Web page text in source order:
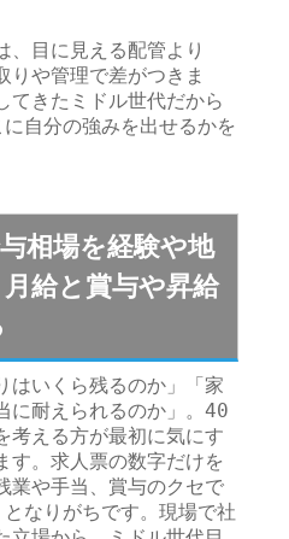
、目に見える配管より
りや管理で差がつきま
てきたミドル世代だから
自分の強みを出せるかを
相場を経験や地
給と賞与や昇給
はいくら残るのか」「家
に耐えられるのか」。40
考える方が最初に気にす
す。求人票の数字だけを
業や手当、賞与のクセで
となりがちです。現場で社